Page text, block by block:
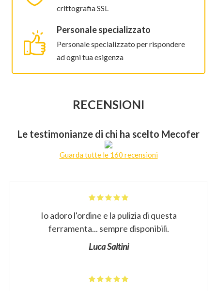
crittografia SSL
Personale specializzato
Personale specializzato per rispondere
ad ogni tua esigenza
RECENSIONI
Le testimonianze di chi ha scelto Mecofer
Guarda tutte le 160 recensioni
Io adoro l'ordine e la pulizia di questa
ferramenta... sempre disponibili.
Luca Saltini